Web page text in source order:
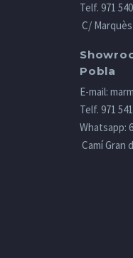
Telf. 971
C/
Pobla
E-mail:
Telf. 971
Whatsapp:
Camí Gran